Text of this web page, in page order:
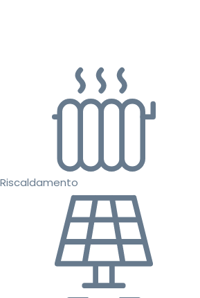
Riscaldamento